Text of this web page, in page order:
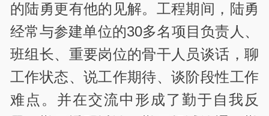
的陆勇更有他的见解。工程期间，陆勇
经常与参建单位的30多名项目负责人、
班组长、重要岗位的骨干人员谈话，聊
工作状态、说工作期待、谈阶段性工作
难点。并在交流中形成了勤于自我反